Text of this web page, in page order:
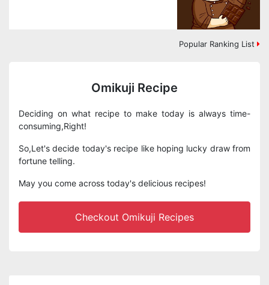
Popular Ranking List
Omikuji Recipe
Deciding on what recipe to make today is always time-
consuming,Right!
So,Let's decide today's recipe like hoping lucky draw from
fortune telling.
May you come across today's delicious recipes!
Checkout Omikuji Recipes